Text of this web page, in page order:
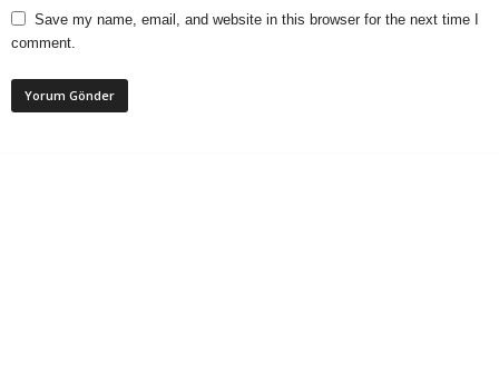
Save my name, email, and website in this browser for the next time I
comment.